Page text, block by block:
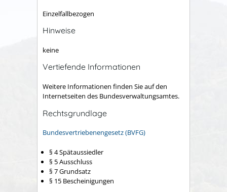
Einzelfallbezogen
Hinweise
keine
Vertiefende Informationen
Weitere Informationen finden Sie auf den
Internetseiten des Bundesverwaltungsamtes.
Rechtsgrundlage
Bundesvertriebenengesetz (BVFG)
§ 4 Spätaussiedler
§ 5 Ausschluss
§ 7 Grundsatz
§ 15 Bescheinigungen